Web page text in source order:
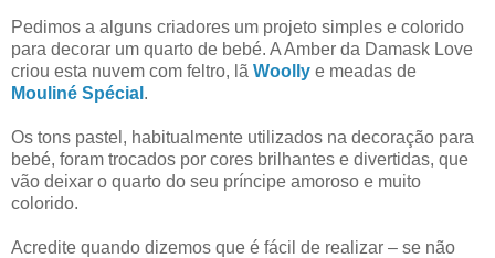
Pedimos a alguns criadores um projeto simples e colorido
para decorar um quarto de bebé. A Amber da Damask Love
criou esta nuvem com feltro, lã Woolly e meadas de
Mouliné Spécial .
Os tons pastel, habitualmente utilizados na decoração para
bebé, foram trocados por cores brilhantes e divertidas, que
vão deixar o quarto do seu príncipe amoroso e muito
colorido.
Acredite quando dizemos que é fácil de realizar – se não